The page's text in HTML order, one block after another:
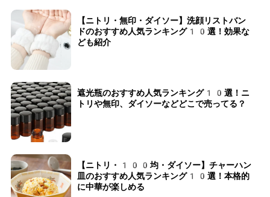
【ニトリ・無印・ダイソー】洗顔リストバン
ドのおすすめ人気ランキング10選！効果な
ども紹介
遮光瓶のおすすめ人気ランキング10選！ニ
トリや無印、ダイソーなどどこで売ってる？
【ニトリ・100均・ダイソー】チャーハン
皿のおすすめ人気ランキング10選！本格的
に中華が楽しめる